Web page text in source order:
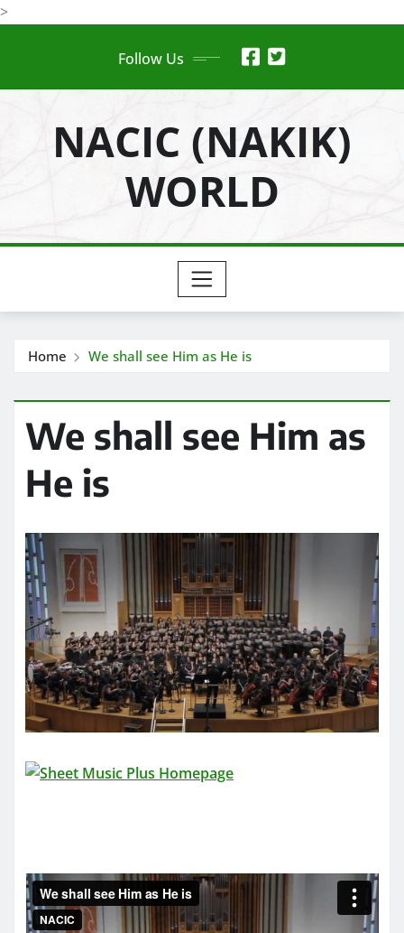
>Skip
Follow Us
NACIC (NAKIK)
WORLD
Home We shall see Him as He is
We shall see Him as
He is